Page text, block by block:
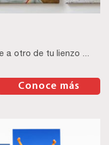
otro de tu lienzo ...
Conoce más